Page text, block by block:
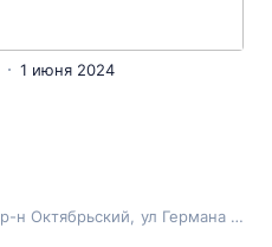
1 июня 2024
р-н Октябрьский ул Германа Титова